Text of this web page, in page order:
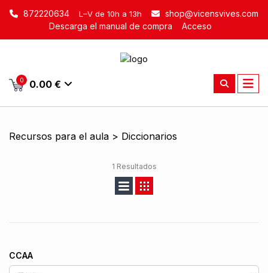
872220634 L–V de 10h a 13h
shop@vicensvives.com
Descarga el manual de compra
Acceso
0 0.00 €
Recursos para el aula > Diccionarios
1 Resultados
CCAA